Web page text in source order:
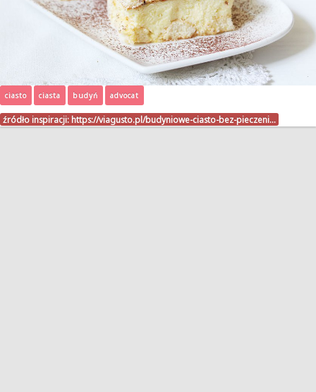
ciasto ciasta budyń advocat
źródło inspiracji: https://viagusto.pl/budyniowe-ciasto-bez-pieczeni…